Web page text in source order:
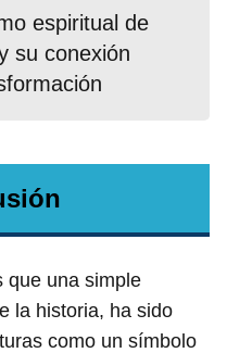
espiritual de
su conexión
que una simple
la historia, ha sido
como un símbolo